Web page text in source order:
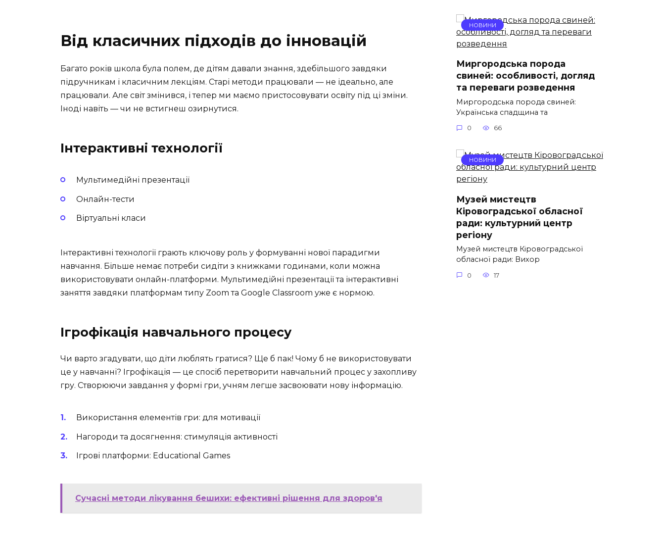
Від класичних підходів до інновацій
Багато років школа була полем, де дітям давали знання, здебільшого завдяки
підручникам і класичним лекціям. Старі методи працювали — не ідеально, але
працювали. Але світ змінився, і тепер ми маємо пристосовувати освіту під ці зміни.
Іноді навіть — чи не встигнеш озирнутися.
Інтерактивні технології
Мультимедійні презентації
Онлайн-тести
Віртуальні класи
Інтерактивні технології грають ключову роль у формуванні нової парадигми
навчання. Більше немає потреби сидіти з книжками годинами, коли можна
використовувати онлайн-платформи. Мультимедійні презентації та інтерактивні
заняття завдяки платформам типу Zoom та Google Classroom уже є нормою.
Ігрофікація навчального процесу
Чи варто згадувати, що діти люблять гратися? Ще б пак! Чому б не використовувати
це у навчанні? Ігрофікація — це спосіб перетворити навчальний процес у захопливу
гру. Створюючи завдання у формі гри, учням легше засвоювати нову інформацію.
Використання елементів гри: для мотивації
Нагороди та досягнення: стимуляція активності
Ігрові платформи: Educational Games
Сучасні методи лікування бешихи: ефективні рішення для здоров'я
НОВИНИ
Миргородська порода
свиней: особливості, догляд
та переваги розведення
Миргородська порода свиней:
Українська спадщина та
0 66
НОВИНИ
Музей мистецтв
Кіровоградської обласної
ради: культурний центр
регіону
Музей мистецтв Кіровоградської
обласної ради: Вихор
0 17